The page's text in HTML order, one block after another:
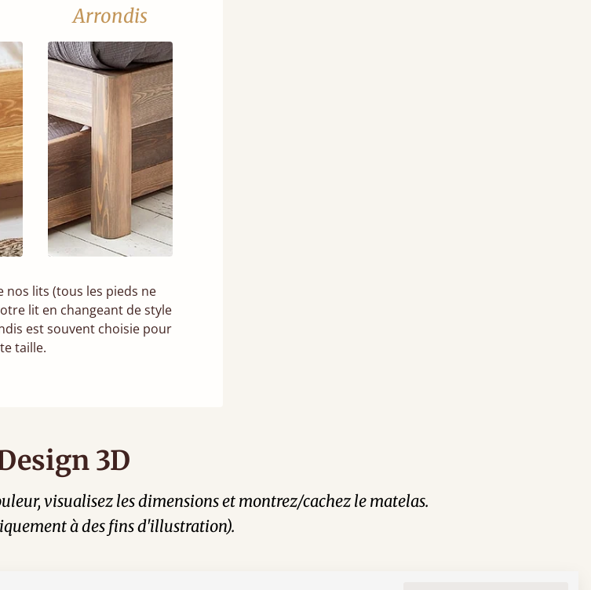
Arrondis
lits (tous les pieds ne
lit en changeant de style
est souvent choisie pour
taille.
3D
visualisez les dimensions et montrez/cachez le matelas.
à des fins d'illustration).